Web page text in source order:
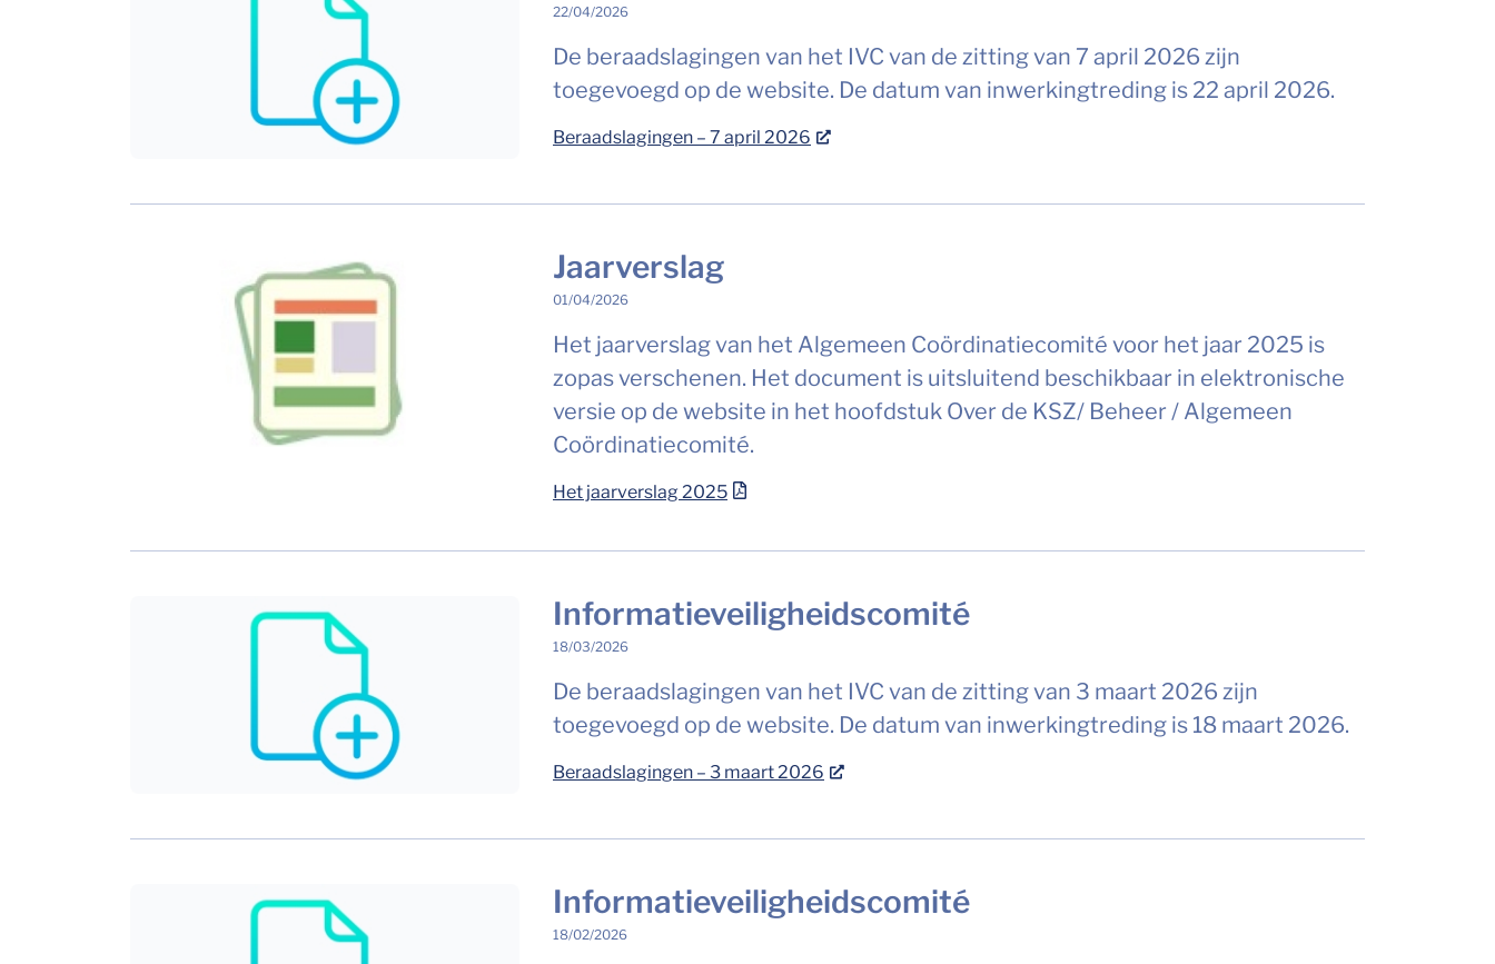
22/04/2026
De beraadslagingen van het IVC van de zitting van 7 april 2026 zijn
toegevoegd op de website. De datum van inwerkingtreding is 22 april 2026.
Beraadslagingen – 7 april 2026
Jaarverslag
01/04/2026
Het jaarverslag van het Algemeen Coördinatiecomité voor het jaar 2025 is
zopas verschenen. Het document is uitsluitend beschikbaar in elektronische
versie op de website in het hoofdstuk Over de KSZ/ Beheer / Algemeen
Coördinatiecomité.
Het jaarverslag 2025
Informatieveiligheidscomité
18/03/2026
De beraadslagingen van het IVC van de zitting van 3 maart 2026 zijn
toegevoegd op de website. De datum van inwerkingtreding is 18 maart 2026.
Beraadslagingen – 3 maart 2026
Informatieveiligheidscomité
18/02/2026